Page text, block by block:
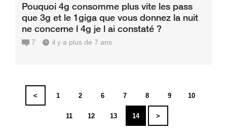
Pouquoi 4g consomme plus vite les pass
que 3g et le 1giga que vous donnez la nuit
ne concerne l 4g je l ai constaté ?
7 il y a plus de 7 ans
< 1 2 6 7 8 9 10
11 12 13 14 >